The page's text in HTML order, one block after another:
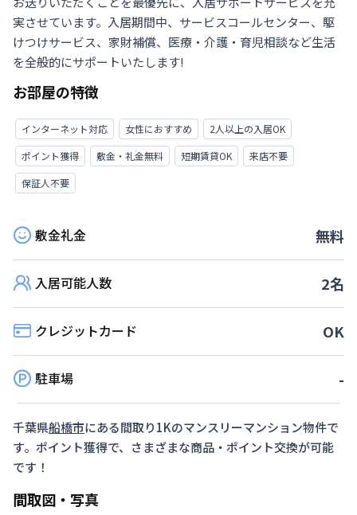
実させています。入居期間中、サービスコールセンター、駆
けつけサービス、家財補償、医療・介護・育児相談など生活
を全般的にサポートいたします!
お部屋の特徴
インターネット対応 女性におすすめ
2人以上の入居OK
ポイント獲得
敷金・礼金無料 短期賃貸OK
来店不要
保証人不要
敷金礼金 無料
入居可能人数 2名
クレジットカード OK
駐車場 -
千葉県船橋市にある間取り1Kのマンスリーマンション物件で
す。ポイント獲得で、さまざまな商品・ポイント交換が可能
です！
間取図・写真